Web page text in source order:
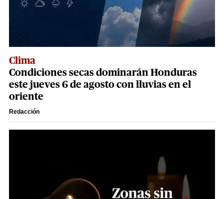
Clima
Condiciones secas dominarán Honduras
este jueves 6 de agosto con lluvias en el
oriente
Redacción